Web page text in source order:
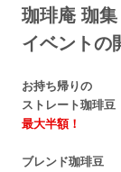
珈琲庵 珈
イベントの
お持ち帰りの
ストレート珈琲豆
最大半額！
ブレンド珈琲豆